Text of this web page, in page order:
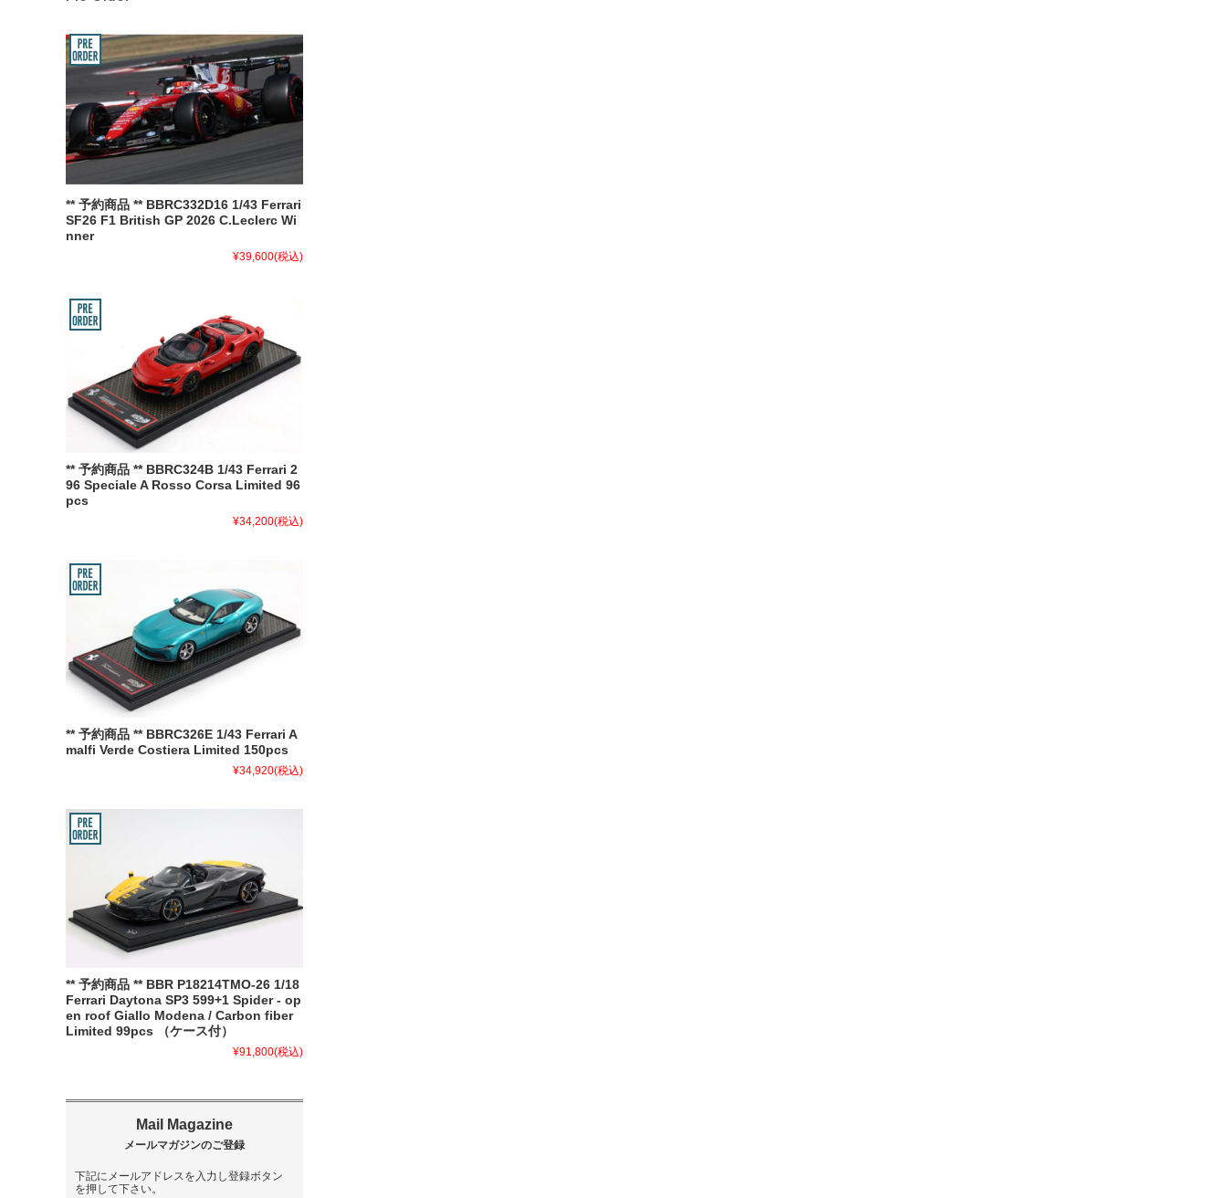
** 予約商品 ** BBRC332D16 1/43 Ferrari
SF26 F1 British GP 2026 C.Leclerc Wi
nner
¥39,600(税込)
** 予約商品 ** BBRC324B 1/43 Ferrari 2
96 Speciale A Rosso Corsa Limited 96
pcs
¥34,200(税込)
** 予約商品 ** BBRC326E 1/43 Ferrari A
malfi Verde Costiera Limited 150pcs
¥34,920(税込)
** 予約商品 ** BBR P18214TMO-26 1/18
Ferrari Daytona SP3 599+1 Spider - op
en roof Giallo Modena / Carbon fiber
Limited 99pcs （ケース付）
¥91,800(税込)
下記にメールアドレスを入力し登録ボタン
を押して下さい。